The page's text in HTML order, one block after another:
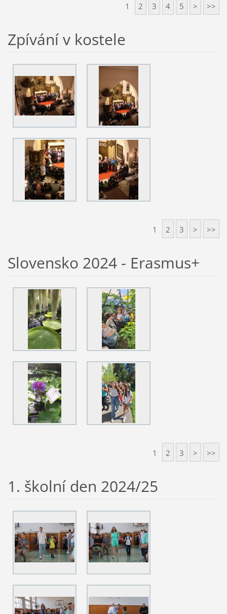
1 2 3 4 5 > >>
Zpívání v kostele
1 2 3 > >>
Slovensko 2024 - Erasmus+
1 2 3 > >>
1. školní den 2024/25